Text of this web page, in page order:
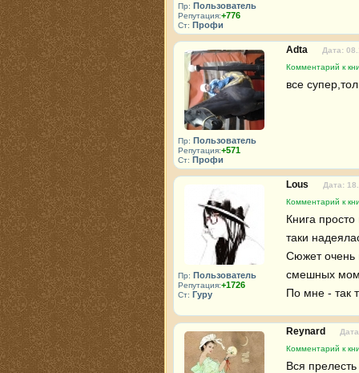
Пр: Пользователь
Репутация:+776
Ст: Профи
Пр: Пользователь
Репутация:+571
Ст: Профи
Adta
Дата:
Комментарий к
все
Пр: Пользователь
Репутация:+1726
Ст: Гуру
Lous
Дата:
Комментарий к
Книга
таки
Сюжет очень
смешных
По мне - так
Reynard
Комментарий к
Вся